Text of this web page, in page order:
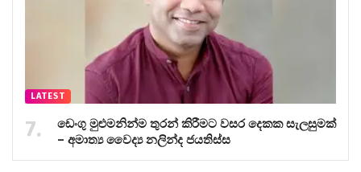
LATEST
ඩෙංගු මුළුමනින්ම තුරන් කිරීමට වසර දෙකක සැලසුමක්
– අමාත්‍ය වෛද්‍ය නලින්ද ජයතිස්ස